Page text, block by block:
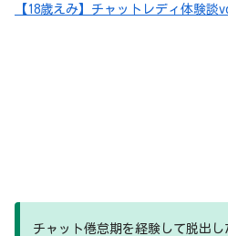
【18歳えみ】チャットレディ体験談
チャット倦怠期を経験して脱出し